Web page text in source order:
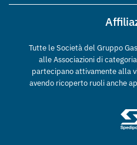
Tutte le Società del Gruppo
alle Associazioni di
partecipano attivamente alla
avendo ricoperto ruoli anche